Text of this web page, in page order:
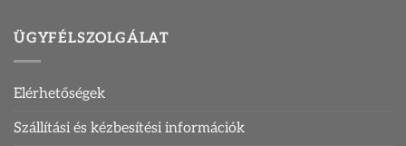
2.
ÜGYFÉLSZOLGÁLAT
Elérhetőségek
Szállítási és kézbesítési információk